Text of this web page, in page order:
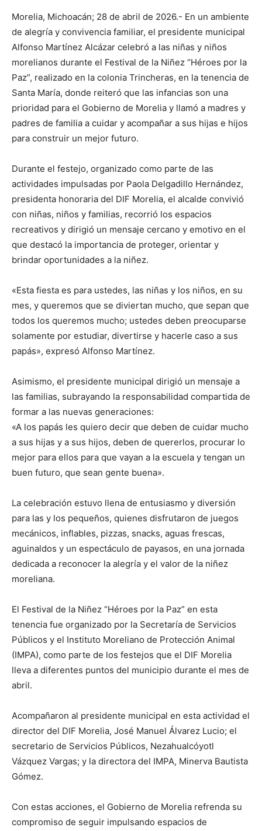
Morelia, Michoacán; 28 de abril de 2026.- En un ambiente
de alegría y convivencia familiar, el presidente municipal
Alfonso Martínez Alcázar celebró a las niñas y niños
morelianos durante el Festival de la Niñez “Héroes por la
Paz”, realizado en la colonia Trincheras, en la tenencia de
Santa María, donde reiteró que las infancias son una
prioridad para el Gobierno de Morelia y llamó a madres y
padres de familia a cuidar y acompañar a sus hijas e hijos
para construir un mejor futuro.
Durante el festejo, organizado como parte de las
actividades impulsadas por Paola Delgadillo Hernández,
presidenta honoraria del DIF Morelia, el alcalde convivió
con niñas, niños y familias, recorrió los espacios
recreativos y dirigió un mensaje cercano y emotivo en el
que destacó la importancia de proteger, orientar y
brindar oportunidades a la niñez.
«Esta fiesta es para ustedes, las niñas y los niños, en su
mes, y queremos que se diviertan mucho, que sepan que
todos los queremos mucho; ustedes deben preocuparse
solamente por estudiar, divertirse y hacerle caso a sus
papás», expresó Alfonso Martínez.
Asimismo, el presidente municipal dirigió un mensaje a
las familias, subrayando la responsabilidad compartida de
formar a las nuevas generaciones:
«A los papás les quiero decir que deben de cuidar mucho
a sus hijas y a sus hijos, deben de quererlos, procurar lo
mejor para ellos para que vayan a la escuela y tengan un
buen futuro, que sean gente buena».
La celebración estuvo llena de entusiasmo y diversión
para las y los pequeños, quienes disfrutaron de juegos
mecánicos, inflables, pizzas, snacks, aguas frescas,
aguinaldos y un espectáculo de payasos, en una jornada
dedicada a reconocer la alegría y el valor de la niñez
moreliana.
El Festival de la Niñez “Héroes por la Paz” en esta
tenencia fue organizado por la Secretaría de Servicios
Públicos y el Instituto Moreliano de Protección Animal
(IMPA), como parte de los festejos que el DIF Morelia
lleva a diferentes puntos del municipio durante el mes de
abril.
Acompañaron al presidente municipal en esta actividad el
director del DIF Morelia, José Manuel Álvarez Lucio; el
secretario de Servicios Públicos, Nezahualcóyotl
Vázquez Vargas; y la directora del IMPA, Minerva Bautista
Gómez.
Con estas acciones, el Gobierno de Morelia refrenda su
compromiso de seguir impulsando espacios de